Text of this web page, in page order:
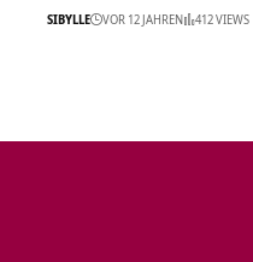
SIBYLLE VOR 12 JAHREN 412 VIEWS